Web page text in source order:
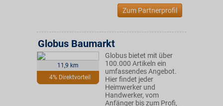
Zum Partnerprofil
11,9 km
4% Direktvorteil
Globus Baumarkt
Globus bietet mit über
100.000 Artikeln ein
umfassendes Angebot.
Hier findet jeder
Heimwerker und
Handwerker, vom
Anfänger bis zum Profi,